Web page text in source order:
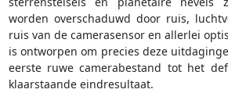
worden overschaduwd door ruis,
ruis van de camerasensor en allerlei
is ontworpen om precies deze
eerste ruwe camerabestand tot het
klaarstaande eindresultaat.